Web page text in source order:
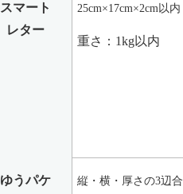
スマート
レター
25cm×17cm×2cm以内
重さ：1kg以内
ゆうパケ
縦・横・厚さの3辺合